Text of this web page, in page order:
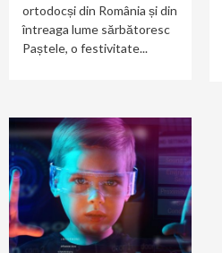
ortodocși din România și din
întreaga lume sărbătoresc
Paștele, o festivitate...